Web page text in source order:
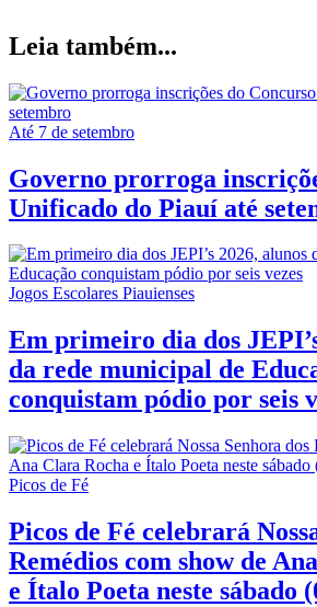
Leia também...
Até 7 de setembro
Governo prorroga
Unificado do Piauí até
Jogos Escolares Piauienses
Em primeiro dia dos
da rede municipal de
conquistam pódio por seis
Picos de Fé
Picos de Fé celebrará
Remédios com show de
e Ítalo Poeta neste sábado